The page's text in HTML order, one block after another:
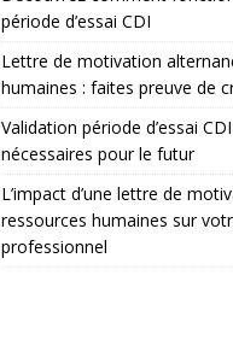
période d’essai CDI
Lettre de motivation
humaines : faites preuve de
Validation période d’essai
nécessaires pour le futur
L’impact d’une lettre de
ressources humaines sur
professionnel